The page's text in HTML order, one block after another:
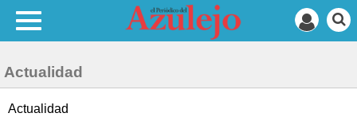
Actualidad
Actualidad